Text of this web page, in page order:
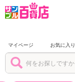
マイページ お気に入り